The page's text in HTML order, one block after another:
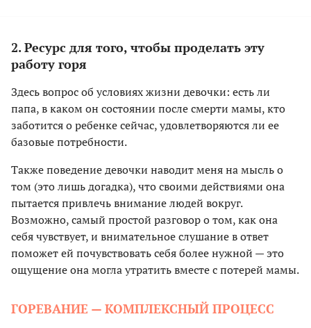
2. Ресурс для того, чтобы проделать эту
работу горя
Здесь вопрос об условиях жизни девочки: есть ли
папа, в каком он состоянии после смерти мамы, кто
заботится о ребенке сейчас, удовлетворяются ли ее
базовые потребности.
Также поведение девочки наводит меня на мысль о
том (это лишь догадка), что своими действиями она
пытается привлечь внимание людей вокруг.
Возможно, самый простой разговор о том, как она
себя чувствует, и внимательное слушание в ответ
поможет ей почувствовать себя более нужной — это
ощущение она могла утратить вместе с потерей мамы.
ГОРЕВАНИЕ — КОМПЛЕКСНЫЙ ПРОЦЕСС